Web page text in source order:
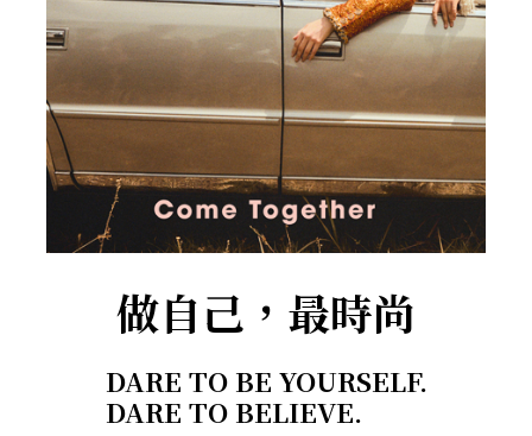
做自己，最時尚
DARE TO BE YOURSELF.
DARE TO BELIEVE.